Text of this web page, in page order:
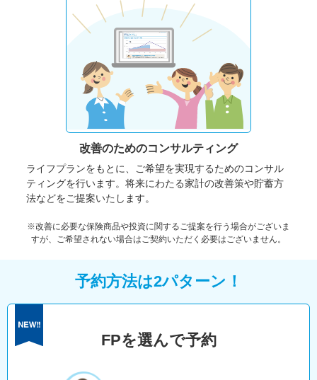
改善のためのコンサルティング
ライフプランをもとに、ご希望を実現するためのコンサル
ティングを行います。将来にわたる家計の改善策や貯蓄方
法などをご提案いたします。
※改善に必要な保険商品や投資に関するご提案を行う場合がございま
すが、ご希望されない場合はご契約いただく必要はございません。
予約方法は2パターン！
FPを選んで予約